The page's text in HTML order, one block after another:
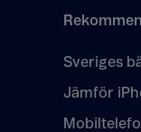
Sveriges
Jämför